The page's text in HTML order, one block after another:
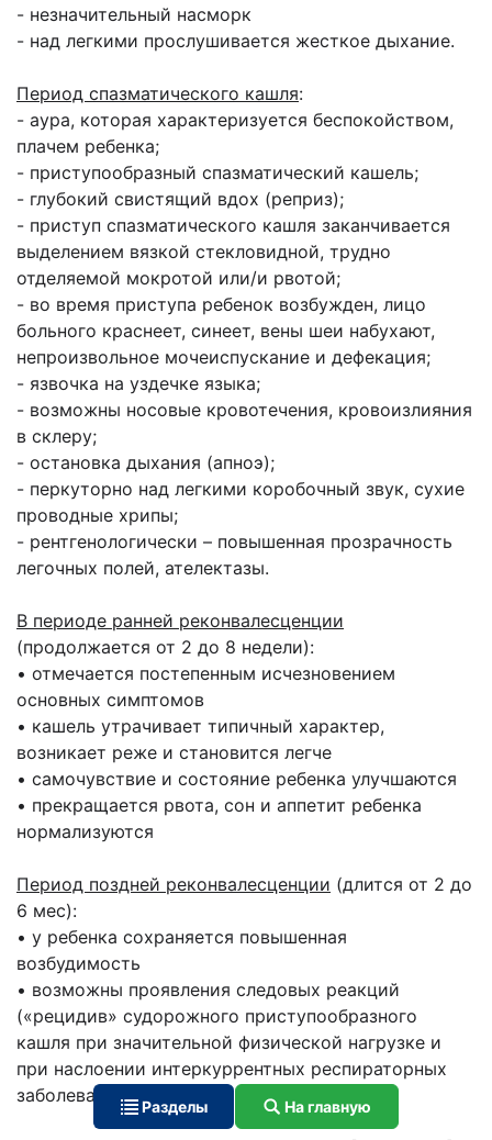
- незначительный насморк
- над легкими прослушивается жесткое дыхание.
Период спазматического кашля:
- аура, которая характеризуется беспокойством,
плачем ребенка;
- приступообразный спазматический кашель;
- глубокий свистящий вдох (реприз);
- приступ спазматического кашля заканчивается
выделением вязкой стекловидной, трудно
отделяемой мокротой или/и рвотой;
- во время приступа ребенок возбужден, лицо
больного краснеет, синеет, вены шеи набухают,
непроизвольное мочеиспускание и дефекация;
- язвочка на уздечке языка;
- возможны носовые кровотечения, кровоизлияния
в склеру;
- остановка дыхания (апноэ);
- перкуторно над легкими коробочный звук, сухие
проводные хрипы;
- рентгенологически – повышенная прозрачность
легочных полей, ателектазы.
В периоде ранней реконвалесценции
(продолжается от 2 до 8 недели):
• отмечается постепенным исчезновением
основных симптомов
• кашель утрачивает типичный характер,
возникает реже и становится легче
• самочувствие и состояние ребенка улучшаются
• прекращается рвота, сон и аппетит ребенка
нормализуются
Период поздней реконвалесценции (длится от 2 до
6 мес):
• у ребенка сохраняется повышенная
возбудимость
• возможны проявления следовых реакций
(«рецидив» судорожного приступообразного
кашля при значительной физической нагрузке и
при наслоении интеркуррентных респираторных
заболеваний).
Разделы На главную